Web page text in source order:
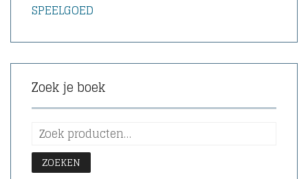
SPEELGOED
Zoek je boek
ZOEKEN